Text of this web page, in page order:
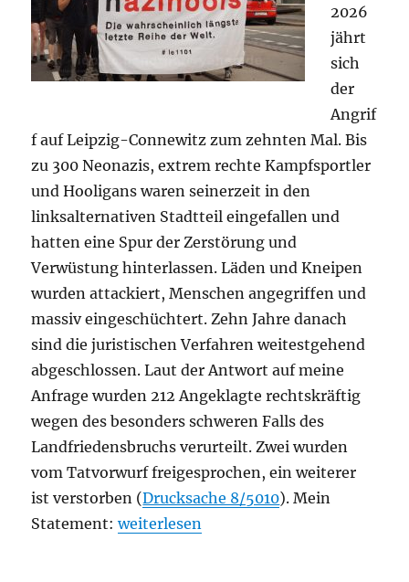
2026
jährt
sich
der
Angrif
f auf Leipzig-Connewitz zum zehnten Mal. Bis
zu 300 Neonazis, extrem rechte Kampfsportler
und Hooligans waren seinerzeit in den
linksalternativen Stadtteil eingefallen und
hatten eine Spur der Zerstörung und
Verwüstung hinterlassen. Läden und Kneipen
wurden attackiert, Menschen angegriffen und
massiv eingeschüchtert. Zehn Jahre danach
sind die juristischen Verfahren weitestgehend
abgeschlossen. Laut der Antwort auf meine
Anfrage wurden 212 Angeklagte rechtskräftig
wegen des besonders schweren Falls des
Landfriedensbruchs verurteilt. Zwei wurden
vom Tatvorwurf freigesprochen, ein weiterer
ist verstorben (Drucksache 8/5010). Mein
Statement:„Zehn Jahre nach dem Neonazi-
weiterlesen